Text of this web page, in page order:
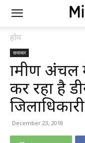
होम
समाचार
ग्रामीण अंचल
कर रहा है
जिलाधिकारी
December 23, 2018